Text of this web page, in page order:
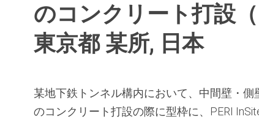
のコンクリート打設（
東京都 某所, 日本
某地下鉄トンネル構内において、中間壁・側
のコンクリート打設の際に型枠に、PERI